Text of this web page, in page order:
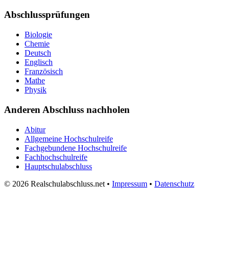
Abschlussprüfungen
Biologie
Chemie
Deutsch
Englisch
Französisch
Mathe
Physik
Anderen Abschluss nachholen
Abitur
Allgemeine Hochschulreife
Fachgebundene Hochschulreife
Fachhochschulreife
Hauptschulabschluss
© 2026 Realschulabschluss.net • Impressum • Datenschutz